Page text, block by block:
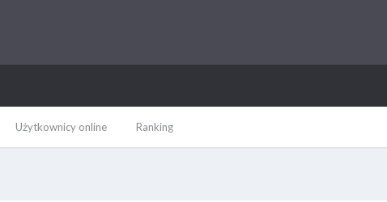
Użytkownicy online Ranking